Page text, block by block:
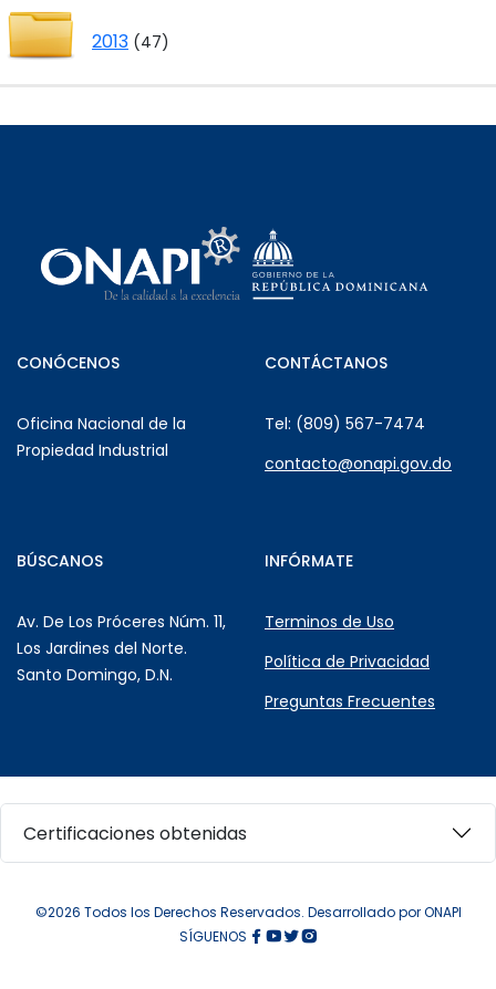
2013 (47)
CONÓCENOS
Oficina Nacional de la
Propiedad Industrial
CONTÁCTANOS
Tel: (809) 567-7474
contacto@onapi.gov.do
BÚSCANOS
Av. De Los Próceres Núm. 11,
Los Jardines del Norte.
Santo Domingo, D.N.
INFÓRMATE
Terminos de Uso
Política de Privacidad
Preguntas Frecuentes
Certificaciones obtenidas
©2026 Todos los Derechos Reservados. Desarrollado por ONAPI
SÍGUENOS